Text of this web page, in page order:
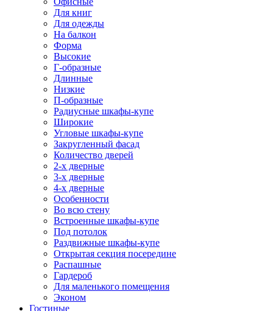
Для книг
Для одежды
На балкон
Форма
Высокие
Г-образные
Длинные
Низкие
П-образные
Радиусные шкафы-купе
Широкие
Угловые шкафы-купе
Закругленный фасад
Количество дверей
2-х дверные
3-х дверные
4-х дверные
Особенности
Во всю стену
Встроенные шкафы-купе
Под потолок
Раздвижные шкафы-купе
Открытая секция посередине
Распашные
Гардероб
Для маленького помещения
Эконом
Гостиные